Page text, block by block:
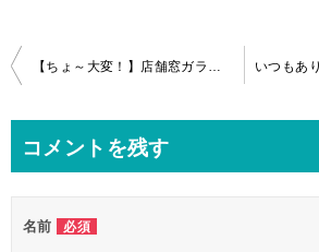
投
ビ
ー
コメントを残す
名前 必須